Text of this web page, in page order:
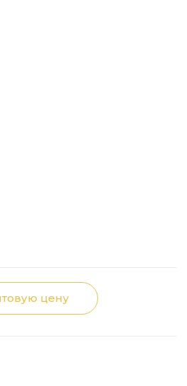
цену